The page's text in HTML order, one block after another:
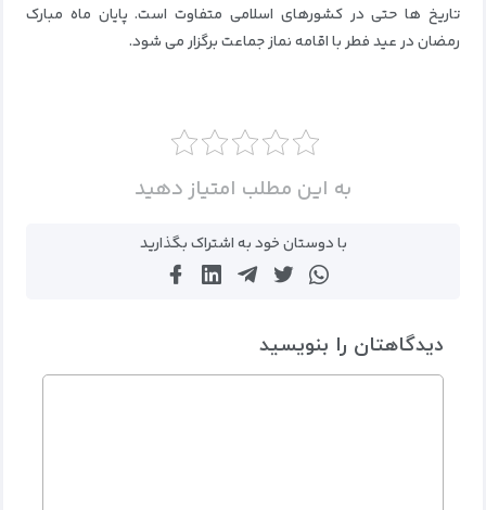
تاریخ ها حتی در کشورهای اسلامی متفاوت است. پایان ماه مبارک
رمضان در عید فطر با اقامه نماز جماعت برگزار می شود.
به این مطلب امتیاز دهید
با دوستان خود به اشتراک بگذارید
دیدگاهتان را بنویسید